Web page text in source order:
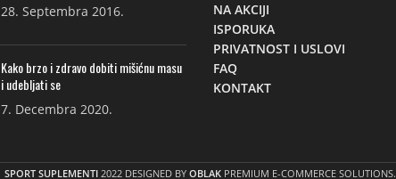
28. Septembra 2016.
Kako brzo i zdravo dobiti mišićnu masu
i udebljati se
7. Decembra 2020.
NA AKCIJI
ISPORUKA
PRIVATNOST I USLOVI
FAQ
KONTAKT
SPORT SUPLEMENTI 2022 DESIGNED BY OBLAKPREMIUM E-COMMERCE SOLUTIONS.